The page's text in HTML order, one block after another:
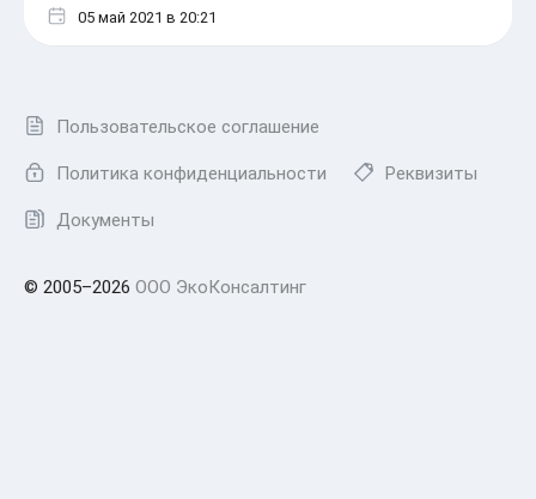
05 май 2021 в 20:21
Пользовательское соглашение
Политика конфиденциальности Реквизиты
Документы
© 2005–2026 ООО ЭкоКонсалтинг